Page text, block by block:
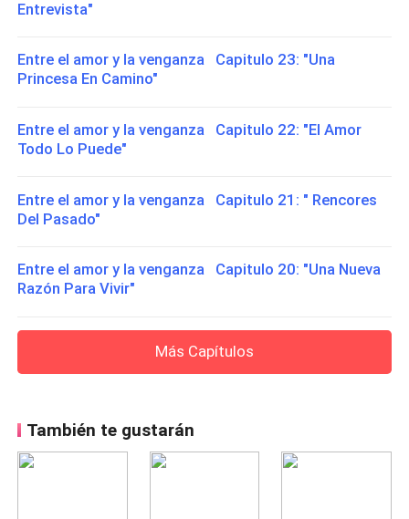
Entrevista"
Entre el amor y la venganza Capitulo 23: "Una
Princesa En Camino"
Entre el amor y la venganza Capitulo 22: "El Amor
Todo Lo Puede"
Entre el amor y la venganza Capitulo 21: " Rencores
Del Pasado"
Entre el amor y la venganza Capitulo 20: "Una Nueva
Razón Para Vivir"
Más Capítulos
También te gustarán